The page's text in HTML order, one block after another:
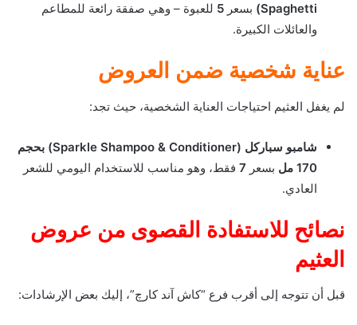
Spaghetti) بسعر 5 للعبوة – وهي صفقة رائعة للمطاعم
والعائلات الكبيرة.
عناية شخصية ضمن العروض
لم يغفل العثيم احتياجات العناية الشخصية، حيث تجد:
شامبو سباركل (Sparkle Shampoo & Conditioner) بحجم
170 مل
بسعر 7 فقط، وهو مناسب للاستخدام اليومي للشعر
العادي.
نصائح للاستفادة القصوى من عروض
العثيم
قبل أن تتوجه إلى أقرب فرع “كاش آند كارچ”، إليك بعض الإرشادات: